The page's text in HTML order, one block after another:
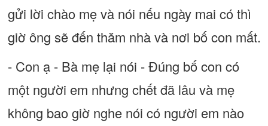
gửi lời chào mẹ và nói nếu ngày mai có thì
giờ ông sẽ đến thăm nhà và nơi bố con mất.
- Con ạ - Bà mẹ lại nói - Đúng bố con có
một người em nhưng chết đã lâu và mẹ
không bao giờ nghe nói có người em nào